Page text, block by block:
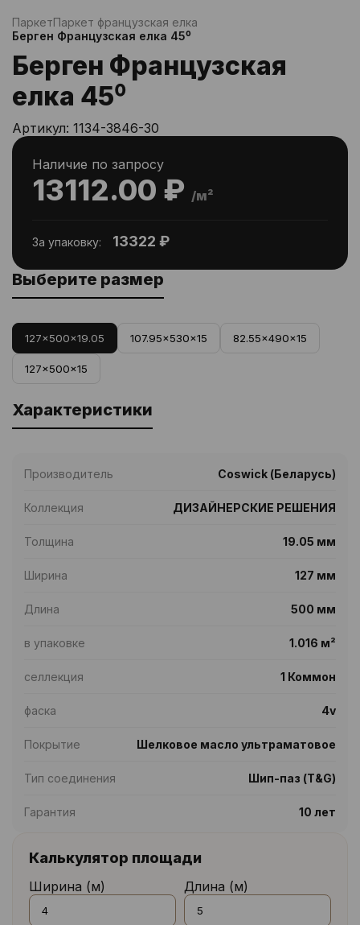
ПаркетПаркет французская елка
Берген Французская елка 45⁰
Берген Французская
елка 45⁰
Артикул: 1134-3846-30
13112.00 ₽ /м²
Наличие по запросу
За упаковку: 13322 ₽
Выберите размер
127x500x19.05 107.95x530x15 82.55x490x15
127x500x15
Характеристики
Производитель Coswick (Беларусь)
Коллекция ДИЗАЙНЕРСКИЕ РЕШЕНИЯ
Толщина 19.05 мм
Ширина 127 мм
Длина 500 мм
в упаковке 1.016 м²
селлекция 1 Коммон
фаска 4v
Покрытие Шелковое масло ультраматовое
Тип соединения Шип-паз (T&G)
Гарантия 10 лет
Калькулятор площади
Ширина (м) Длина (м)